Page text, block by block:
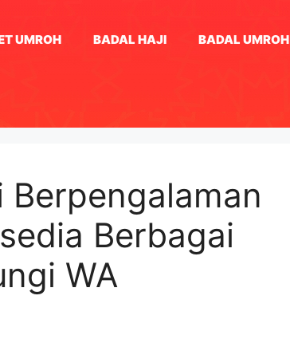
UMROH BADAL HAJI BADAL UMROH
Berpengalaman
Berbagai
WA